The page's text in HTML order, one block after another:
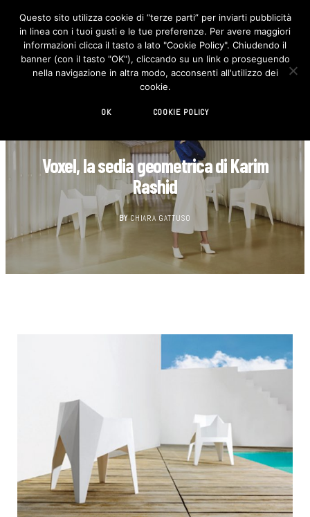
F
c
e
b
o
I
n
s
t
Voxel, la sedia geometrica di Karim
Rashid
BY CHIARA GATTUSO
Questo sito utilizza cookie di “terze parti” per inviarti pubblicità
in linea con i tuoi gusti e le tue preferenze. Per avere maggiori
informazioni clicca il tasto a lato "Cookie Policy". Chiudendo il
banner (con il tasto "OK"), cliccando su un link o proseguendo
nella navigazione in altra modo, acconsenti all'utilizzo dei
cookie.
OK COOKIE POLICY